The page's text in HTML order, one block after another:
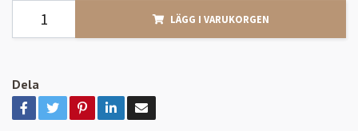
LÄGG I VARUKORGEN
Dela